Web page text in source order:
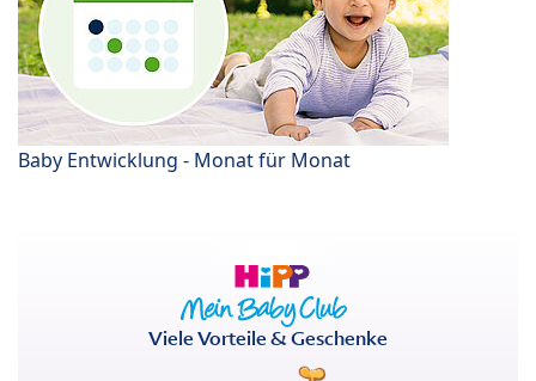
Baby Entwicklung - Monat für Monat
Viele Vorteile & Geschenke